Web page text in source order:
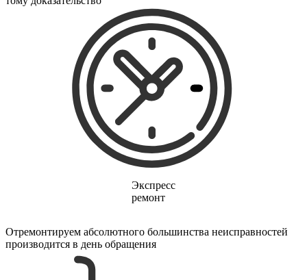
электрических щеток
электрических зубных щеток
электрических газонокосилок
электрического канального нагревателя
электрических опрыскивателей
электрических стеклоочистителей
электрических тестеров
электрических водных насосов
электробритв
электрогенераторов
электрогитар
электрокаминов
электрокастрюлей
электрокоптильни
электронапильников
электронных книг
электронных переводчиков
электроножниц
электроножовок
Экспресс
ремонт
Отремонтируем абсолютного большинства неисправностей
производится в день обращения